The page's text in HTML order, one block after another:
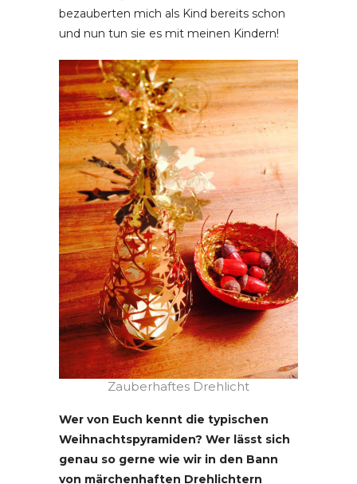
bezauberten mich als Kind bereits schon
und nun tun sie es mit meinen Kindern!
Zauberhaftes Drehlicht
Wer von Euch kennt die typischen
Weihnachtspyramiden? Wer lässt sich
genau so gerne wie wir in den Bann
von märchenhaften Drehlichtern